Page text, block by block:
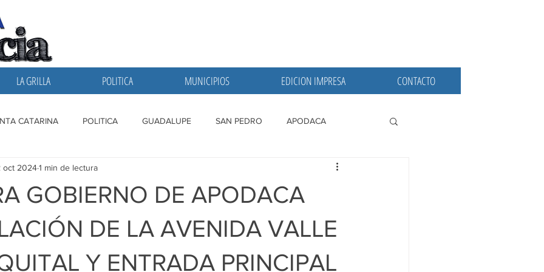
LA GRILLA POLITICA MUNICIPIOS EDICION IMPRESA CONTACTO
CATARINA POLITICA GUADALUPE SAN PEDRO APODACA
GRILLA SAN NICOLAS
GOBIERNO DE APODACA
DE LA AVENIDA VALLE
Y ENTRADA PRINCIPAL
oct 20241 min de lectura